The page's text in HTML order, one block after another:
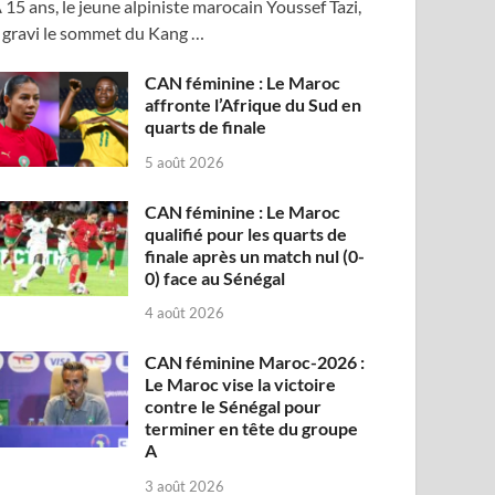
15 ans, le jeune alpiniste marocain Youssef Tazi,
gravi le sommet du Kang …
CAN féminine : Le Maroc
affronte l’Afrique du Sud en
quarts de finale
5 août 2026
CAN féminine : Le Maroc
qualifié pour les quarts de
finale après un match nul (0-
0) face au Sénégal
4 août 2026
CAN féminine Maroc-2026 :
Le Maroc vise la victoire
contre le Sénégal pour
terminer en tête du groupe
A
3 août 2026